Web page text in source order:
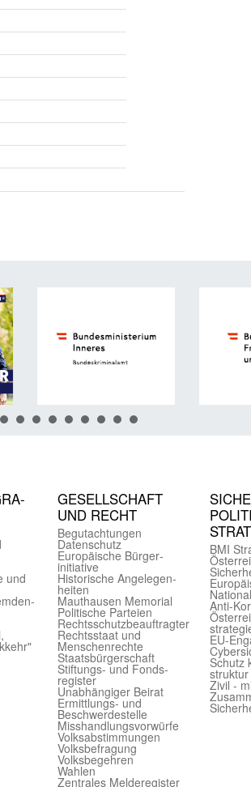
und
GE­SELL­SCHAFT
UND RECHT
Begut­achtungen
Daten­schutz
Europäische Bürger­
initiative
Historische Angelegen­
heiten
Mauthausen Memorial
Politische Parteien
Rechts­schutz­beauftragter
Rechts­staat und
Menschen­rechte
Staats­bürger­schaft
Stiftungs- und Fonds­
register
Unab­hängiger Beirat
Ermittlungs- und
Beschwerde­stelle
Misshandlungs­vorwürfe
Volks­abstimmungen
Volks­befragung
Volks­begehren
Wahlen
Zentrales Melde­register
BMI
Anti-
EU-
Schutz
struktur
Zivil -